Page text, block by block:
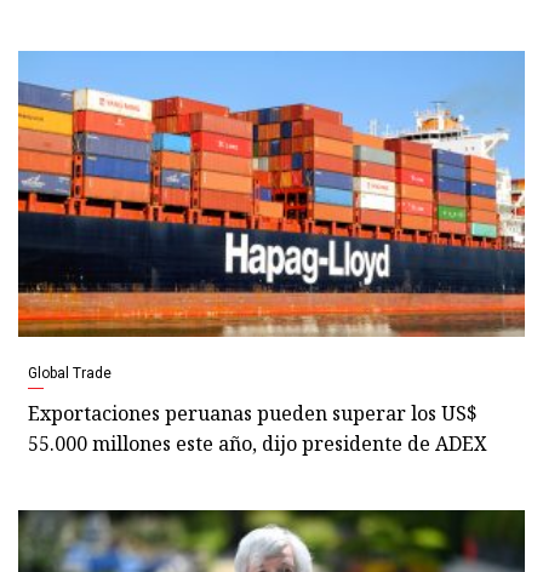
Global Trade
Exportaciones peruanas pueden superar los US$
55.000 millones este año, dijo presidente de ADEX